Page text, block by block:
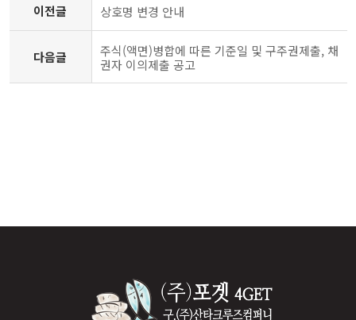
이전글 상호명 변경 안내
다음글
주식(액면)병합에 따른 기준일 및 구주권제출, 채
권자 이의제출 공고